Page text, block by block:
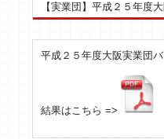
【実業団】平成２５年度
平成２５年度大阪実業団
結果はこちら =>